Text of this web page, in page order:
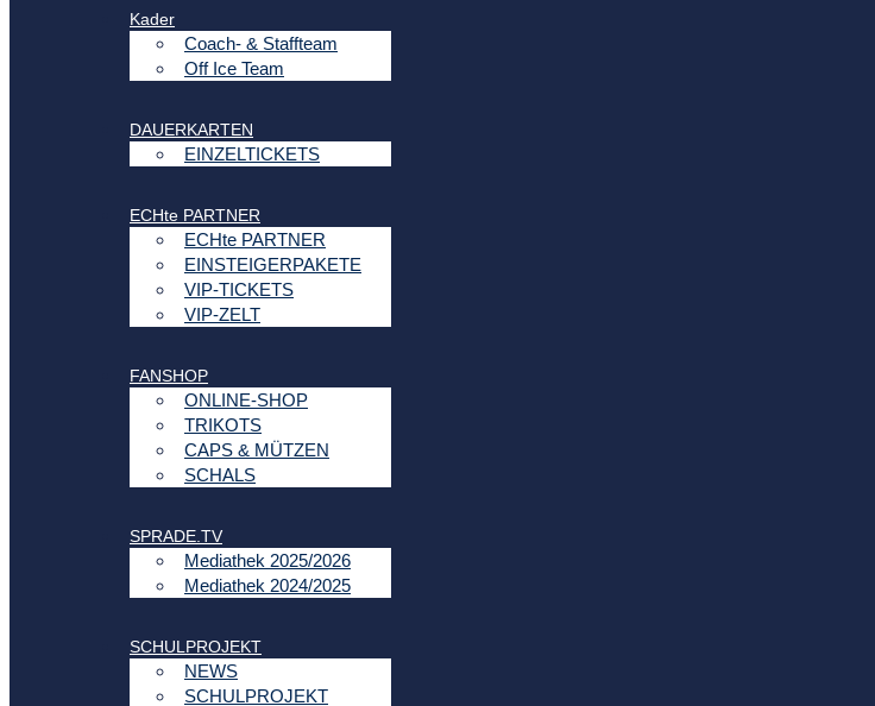
Kader
Coach- & Staffteam
Off Ice Team
DAUERKARTEN
EINZELTICKETS
ECHte PARTNER
ECHte PARTNER
EINSTEIGERPAKETE
VIP-TICKETS
VIP-ZELT
FANSHOP
ONLINE-SHOP
TRIKOTS
CAPS & MÜTZEN
SCHALS
SPRADE.TV
Mediathek 2025/2026
Mediathek 2024/2025
SCHULPROJEKT
NEWS
SCHULPROJEKT